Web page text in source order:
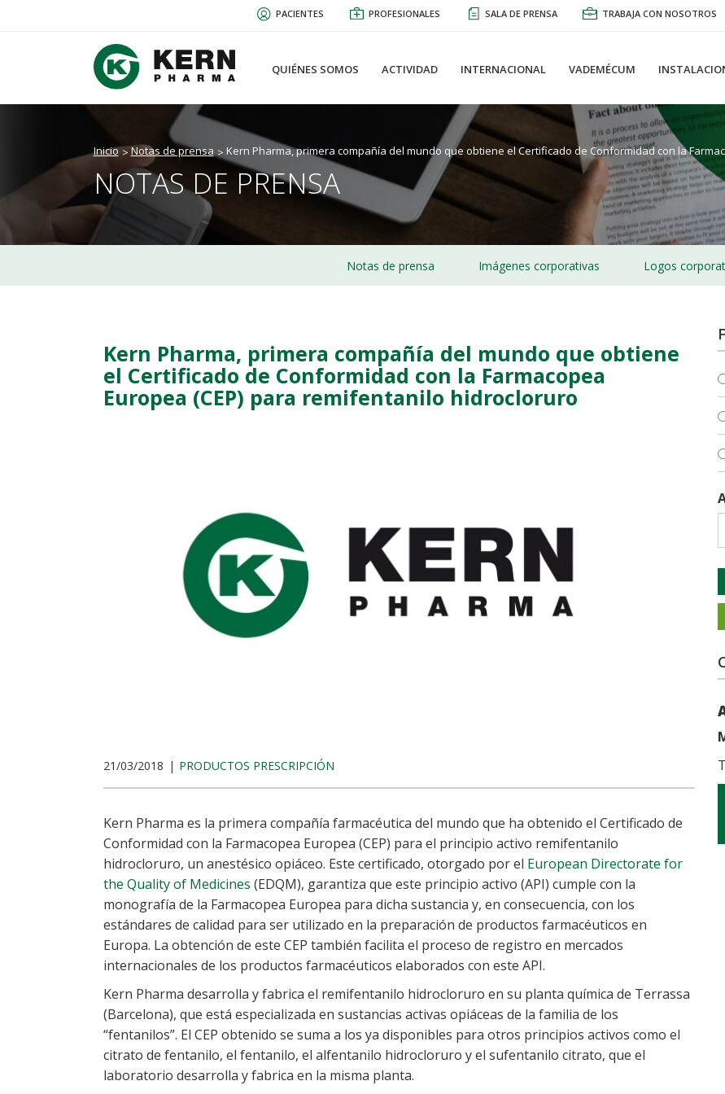
PACIENTES PROFESIONALES SALA DE PRENSA TRABAJA CON NOSOTROS
QUIÉNES SOMOS ACTIVIDAD INTERNACIONAL VADEMÉCUM
Inicio Notas de prensa Kern Pharma, primera compañía del mundo que obtiene el Certificado de Conformidad con la
NOTAS DE PRENSA
Notas de prensa Imágenes corporativas Logos
Kern Pharma, primera compañía del mundo que obtiene
el Certificado de Conformidad con la Farmacopea
Europea (CEP) para remifentanilo hidrocloruro
21/03/2018 PRODUCTOS PRESCRIPCIÓN
Kern Pharma es la primera compañía farmacéutica del mundo que ha obtenido el Certificado de
Conformidad con la Farmacopea Europea (CEP) para el principio activo remifentanilo
hidrocloruro, un anestésico opiáceo. Este certificado, otorgado por el European Directorate for
the Quality of Medicines (EDQM), garantiza que este principio activo (API) cumple con la
monografía de la Farmacopea Europea para dicha sustancia y, en consecuencia, con los
estándares de calidad para ser utilizado en la preparación de productos farmacéuticos en
Europa. La obtención de este CEP también facilita el proceso de registro en mercados
internacionales de los productos farmacéuticos elaborados con este API.
Kern Pharma desarrolla y fabrica el remifentanilo hidrocloruro en su planta química de Terrassa
(Barcelona), que está especializada en sustancias activas opiáceas de la familia de los
“fentanilos”. El CEP obtenido se suma a los ya disponibles para otros principios activos como el
citrato de fentanilo, el fentanilo, el alfentanilo hidrocloruro y el sufentanilo citrato, que el
laboratorio desarrolla y fabrica en la misma planta.